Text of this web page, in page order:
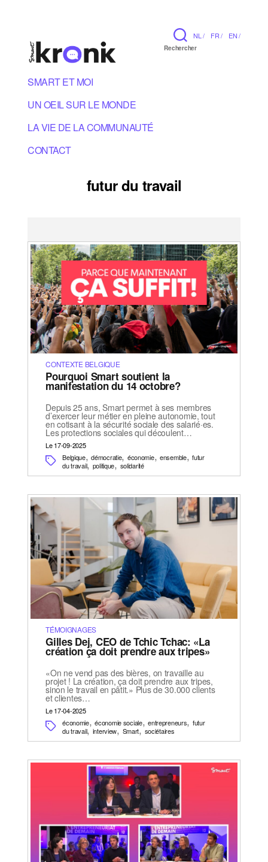
NL / FR / EN /
Rechercher
SMART ET MOI
UN OEIL SUR LE MONDE
LA VIE DE LA COMMUNAUTÉ
CONTACT
futur du travail
CONTEXTE BELGIQUE
Pourquoi Smart soutient la
manifestation du 14 octobre?
Depuis 25 ans, Smart permet à ses membres
d’exercer leur métier en pleine autonomie, tout
en cotisant à la sécurité sociale des salarié·es.
Les protections sociales qui découlent…
Le 17-09-2025
Belgique,démocratie, économie, ensemble,futur
du travail,politique,solidarité
TÉMOIGNAGES
Gilles Dej, CEO de Tchic Tchac: «La
création ça doit prendre aux tripes»
«On ne vend pas des bières, on travaille au
projet ! La création, ça doit prendre aux tripes,
sinon le travail en pâtit.» Plus de 30.000 clients
et clientes…
Le 17-04-2025
économie,économie sociale,entrepreneurs, futur
du travail,interview,Smart,sociétaires